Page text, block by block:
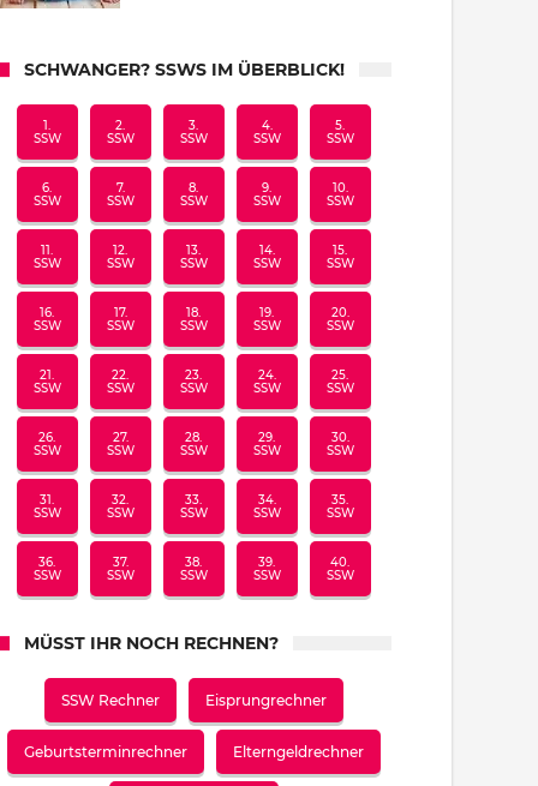
SCHWANGER? SSWS IM ÜBERBLICK!
1.
SSW
2.
SSW
3.
SSW
4.
SSW
5.
SSW
6.
SSW
7.
SSW
8.
SSW
9.
SSW
10.
SSW
11.
SSW
12.
SSW
13.
SSW
14.
SSW
15.
SSW
16.
SSW
17.
SSW
18.
SSW
19.
SSW
20.
SSW
21.
SSW
22.
SSW
23.
SSW
24.
SSW
25.
SSW
26.
SSW
27.
SSW
28.
SSW
29.
SSW
30.
SSW
31.
SSW
32.
SSW
33.
SSW
34.
SSW
35.
SSW
36.
SSW
37.
SSW
38.
SSW
39.
SSW
40.
SSW
MÜSST IHR NOCH RECHNEN?
SSW Rechner Eisprungrechner
Geburtsterminrechner Elterngeldrechner